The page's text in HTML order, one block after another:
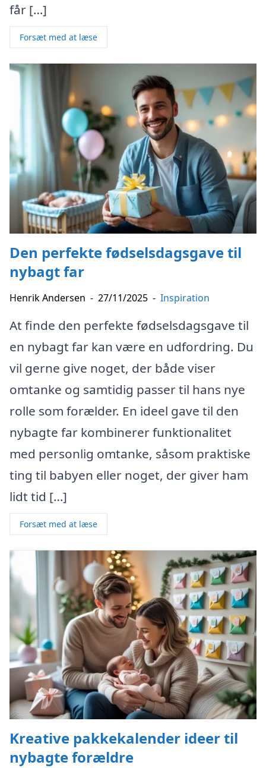
får […]
Forsæt med at læse
Den perfekte fødselsdagsgave til
nybagt far
Henrik Andersen - 27/11/2025 - Inspiration
At finde den perfekte fødselsdagsgave til
en nybagt far kan være en udfordring. Du
vil gerne give noget, der både viser
omtanke og samtidig passer til hans nye
rolle som forælder. En ideel gave til den
nybagte far kombinerer funktionalitet
med personlig omtanke, såsom praktiske
ting til babyen eller noget, der giver ham
lidt tid […]
Forsæt med at læse
Kreative pakkekalender ideer til
nybagte forældre